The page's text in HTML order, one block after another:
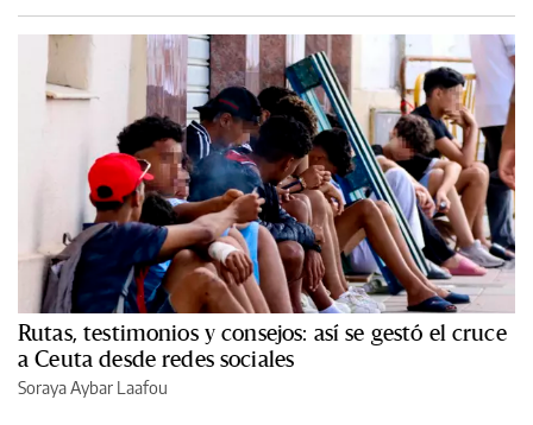
Rutas, testimonios y consejos: así se gestó el cruce
a Ceuta desde redes sociales
Soraya Aybar Laafou